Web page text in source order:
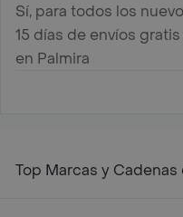
Sí, para todos los
15 días de envíos
en Palmira
Top Marcas y